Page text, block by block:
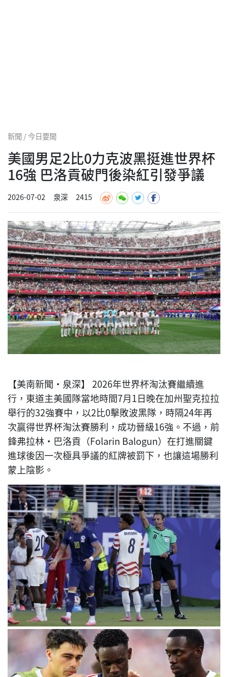
新聞 / 今日要聞
美國男足2比0力克波黑挺進世界杯
16強 巴洛貢破門後染紅引發爭議
2026-07-02 泉深 2415
【美南新聞·泉深】 2026年世界杯淘汰賽繼續進
行，東道主美國隊當地時間7月1日晚在加州聖克拉拉
舉行的32強賽中，以2比0擊敗波黑隊，時隔24年再
次贏得世界杯淘汰賽勝利，成功晉級16強。不過，前
鋒弗拉林·巴洛貢（Folarin Balogun）在打進關鍵
進球後因一次極具爭議的紅牌被罰下，也讓這場勝利
蒙上陰影。